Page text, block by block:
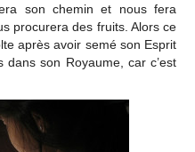
son chemin et nous fera
procurera des fruits. Alors ce
après avoir semé son Esprit
son Royaume, car c’est